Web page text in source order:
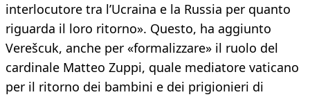
interlocutore tra l’Ucraina e la Russia per quanto
riguarda il loro ritorno». Questo, ha aggiunto
Verešcuk, anche per «formalizzare» il ruolo del
cardinale Matteo Zuppi, quale mediatore vaticano
per il ritorno dei bambini e dei prigionieri di